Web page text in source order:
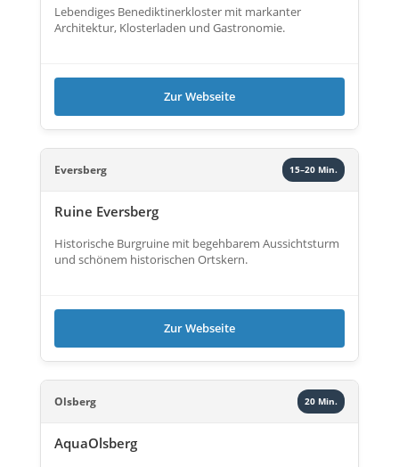
Lebendiges Benediktinerkloster mit markanter
Architektur, Klosterladen und Gastronomie.
Zur Webseite
Eversberg 15–20 Min.
Ruine Eversberg
Historische Burgruine mit begehbarem Aussichtsturm
und schönem historischen Ortskern.
Zur Webseite
Olsberg 20 Min.
AquaOlsberg